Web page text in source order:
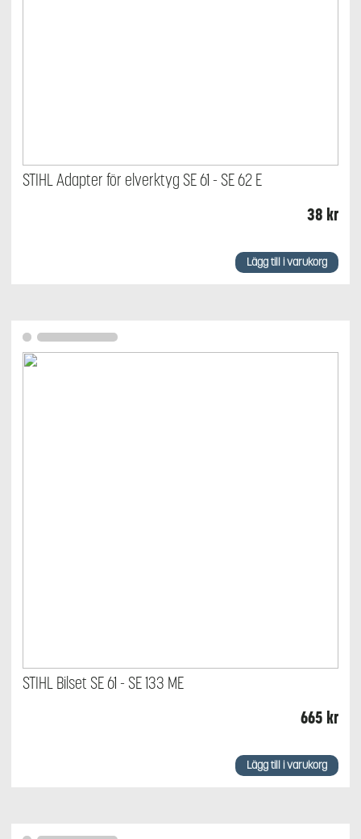
STIHL Adapter för elverktyg SE 61 - SE 62 E
38 kr
Lägg till i varukorg
STIHL Bilset SE 61 - SE 133 ME
665 kr
Lägg till i varukorg